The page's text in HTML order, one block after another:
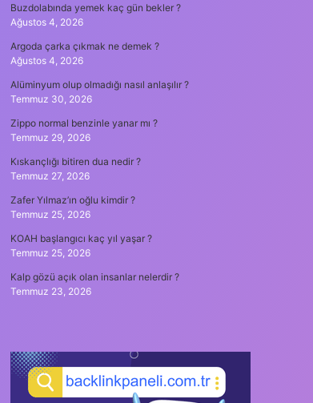
Buzdolabında yemek kaç gün bekler ?
Ağustos 4, 2026
Argoda çarka çıkmak ne demek ?
Ağustos 4, 2026
Alüminyum olup olmadığı nasıl anlaşılır ?
Temmuz 30, 2026
Zippo normal benzinle yanar mı ?
Temmuz 29, 2026
Kıskançlığı bitiren dua nedir ?
Temmuz 27, 2026
Zafer Yılmaz’ın oğlu kimdir ?
Temmuz 25, 2026
KOAH başlangıcı kaç yıl yaşar ?
Temmuz 25, 2026
Kalp gözü açık olan insanlar nelerdir ?
Temmuz 23, 2026